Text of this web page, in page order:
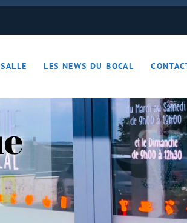
LES NEWS DU BOCAL